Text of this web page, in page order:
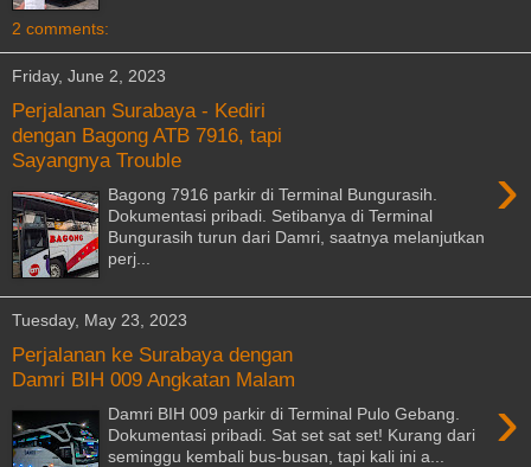
2 comments:
Friday, June 2, 2023
Perjalanan Surabaya - Kediri
dengan Bagong ATB 7916, tapi
Sayangnya Trouble
›
Bagong 7916 parkir di Terminal Bungurasih.
Dokumentasi pribadi. Setibanya di Terminal
Bungurasih turun dari Damri, saatnya melanjutkan
perj...
Tuesday, May 23, 2023
Perjalanan ke Surabaya dengan
Damri BIH 009 Angkatan Malam
›
Damri BIH 009 parkir di Terminal Pulo Gebang.
Dokumentasi pribadi. Sat set sat set! Kurang dari
seminggu kembali bus-busan, tapi kali ini a...